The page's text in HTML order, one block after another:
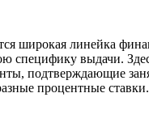
широкая линейка
выдачи.
подтверждающие
процентные